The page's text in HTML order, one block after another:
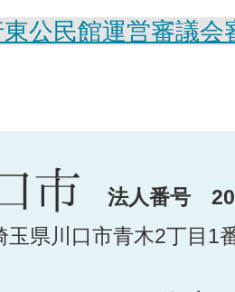
公民館運営審議会
法人番号
県川口市青木2丁目1